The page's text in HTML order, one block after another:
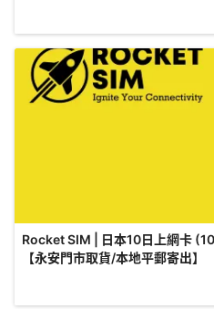
Rocket SIM | 日本10日上網卡 (10GB) | 旅遊儲值卡 | 數據卡
【永安門市取貨/本地平郵寄出】